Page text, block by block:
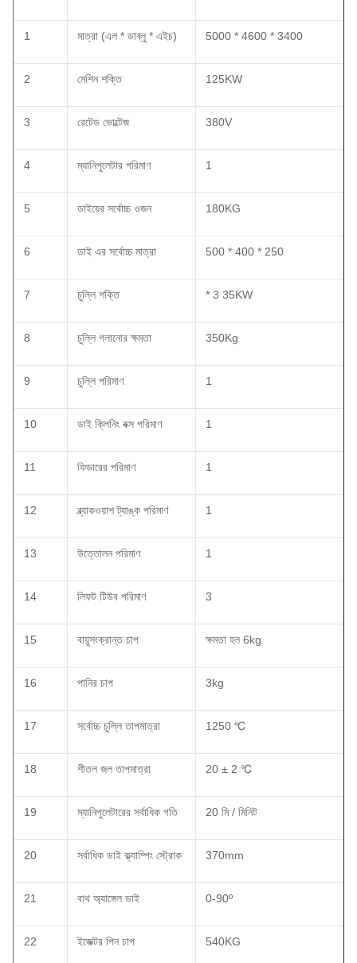
1 মাত্রা (এল * ডাব্লু * এইচ) 5000 * 4600 * 3400
2 মেশিন শক্তি 125KW
3 রেটেড ভোল্টেজ 380V
4 ম্যানিপুলেটার পরিমাণ 1
5 ডাইয়ের সর্বোচ্চ ওজন 180KG
6 ডাই এর সর্বোচ্চ মাত্রা 500 * 400 * 250
7 চুল্লি শক্তি * 3 35KW
8 চুল্লি গলানোর ক্ষমতা 350Kg
9 চুল্লি পরিমাণ 1
10 ডাই ক্লিনিং বক্স পরিমাণ 1
11 ফিডারের পরিমাণ 1
12 ব্ল্যাকওয়াশ ট্যাঙ্ক পরিমাণ 1
13 উত্তোলন পরিমাণ 1
14 লিফট টিউব পরিমাণ 3
15 বায়ুসংক্রান্ত চাপ ক্ষমতা হল 6kg
16 পানির চাপ 3kg
17 সর্বোচ্চ চুল্লি তাপমাত্রা 1250 ℃
18 শীতল জল তাপমাত্রা 20 ± 2 ℃
19 ম্যানিপুলেটারের সর্বাধিক গতি 20 মি / মিনিট
20 সর্বাধিক ডাই ক্ল্যাম্পিং স্ট্রোক 370mm
21 বাথ অ্যাঙ্গেল ডাই 0-90º
22 ইজেক্টর পিন চাপ 540KG